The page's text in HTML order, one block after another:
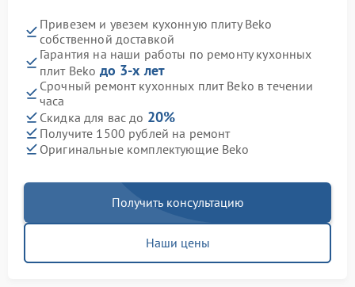
Привезем и увезем кухонную плиту Beko
собственной доставкой
Гарантия на наши работы по ремонту кухонных
плит Beko до 3-х лет
Срочный ремонт кухонных плит Beko в течении
часа
Скидка для вас до 20%
Получите 1500 рублей на ремонт
Оригинальные комплектующие Beko
Получить консультацию
Наши цены